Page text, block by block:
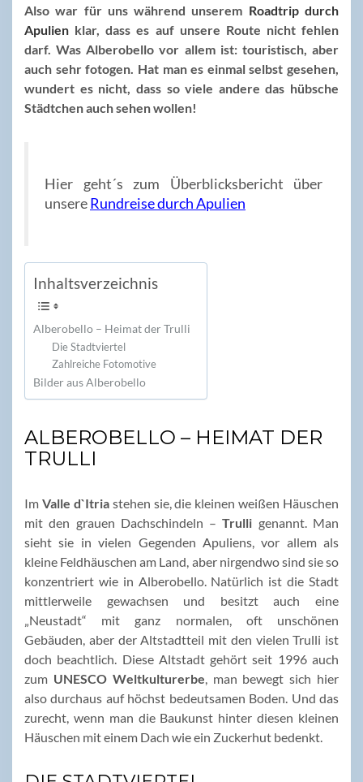
Also war für uns während unserem Roadtrip durch
Apulien klar, dass es auf unsere Route nicht fehlen
darf. Was Alberobello vor allem ist: touristisch, aber
auch sehr fotogen. Hat man es einmal selbst gesehen,
wundert es nicht, dass so viele andere das hübsche
Städtchen auch sehen wollen!
Hier geht´s zum Überblicksbericht über
unsereRundreise durch Apulien
Inhaltsverzeichnis
Alberobello – Heimat der Trulli
Die Stadtviertel
Zahlreiche Fotomotive
Bilder aus Alberobello
ALBEROBELLO – HEIMAT DER
TRULLI
Im Valle d`Itriastehen sie, die kleinen weißen Häuschen
mit den grauen Dachschindeln –Trulli genannt. Man
sieht sie in vielen Gegenden Apuliens, vor allem als
kleine Feldhäuschen am Land, aber nirgendwo sind sie so
konzentriert wie in Alberobello. Natürlich ist die Stadt
mittlerweile gewachsen und besitzt auch eine
„Neustadt“ mit ganz normalen, oft unschönen
Gebäuden, aber der Altstadtteil mit den vielen Trulli ist
doch beachtlich. Diese Altstadt gehört seit 1996 auch
zum UNESCO Weltkulturerbe, man bewegt sich hier
also durchaus auf höchst bedeutsamen Boden. Und das
zurecht, wenn man die Baukunst hinter diesen kleinen
Häuschen mit einem Dach wie ein Zuckerhut bedenkt.